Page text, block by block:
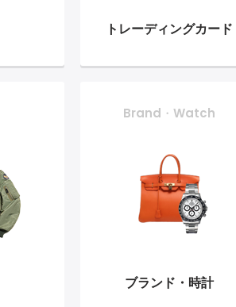
トレーディングカード
Brand・Watch
ブランド・時計